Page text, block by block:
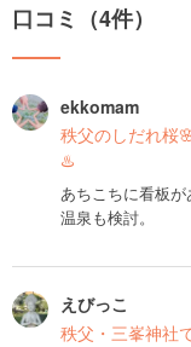
口コミ（4件）
ekkomam
秩父のしだれ桜
♨️
あちこちに看板
温泉も検討。
えびっこ
秩父・三峯神社